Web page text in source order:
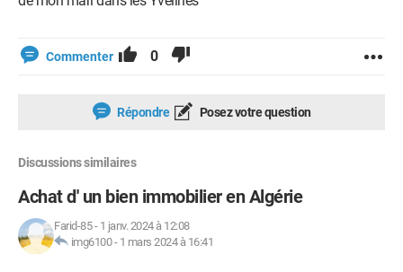
Commenter 0
Répondre Posez votre question
Discussions similaires
Achat d' un bien immobilier en Algérie
Farid-85- 1 janv. 2024 à 12:08
img6100- 1 mars 2024 à 16:41